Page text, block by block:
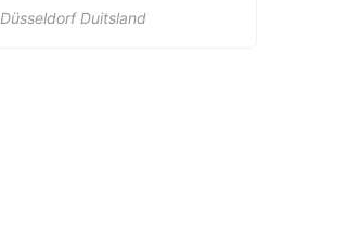
Düsseldorf Duitsland